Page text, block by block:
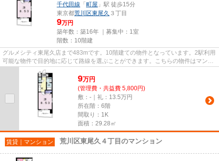
千代田線 「 町屋 」駅 徒歩15分
東京都荒川区東尾久 ３丁目
9万円
築年数：築16年 ｜募集中： 1室
階数：10階建
グルメシティ東尾久店まで483mです。10階建ての物件となっています。2駅利用
可能な物件で目的地に応じて路線を選ぶことができます。こちらの物件はマンシ
ョンです。日暮里舎人ライナー...
9万円
(管理費・共益費 5,800円)
敷：-｜礼：13.5万円
所在階：6階
間取り：1K
面積：29.28㎡
賃貸｜マンション 荒川区東尾久４丁目のマンション